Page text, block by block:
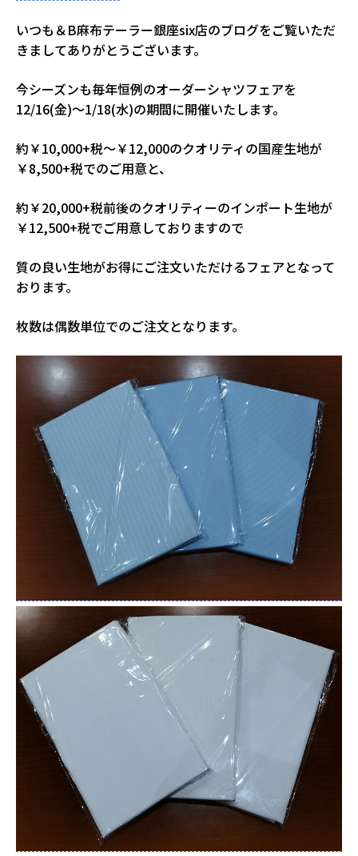
いつも＆B麻布テーラー銀座six店のブログをご覧いただ
きましてありがとうございます。
今シーズンも毎年恒例のオーダーシャツフェアを
12/16(金)～1/18(水)の期間に開催いたします。
約￥10,000+税～￥12,000のクオリティの国産生地が
￥8,500+税でのご用意と、
約￥20,000+税前後のクオリティーのインポート生地が
￥12,500+税でご用意しておりますので
質の良い生地がお得にご注文いただけるフェアとなって
おります。
枚数は偶数単位でのご注文となります。